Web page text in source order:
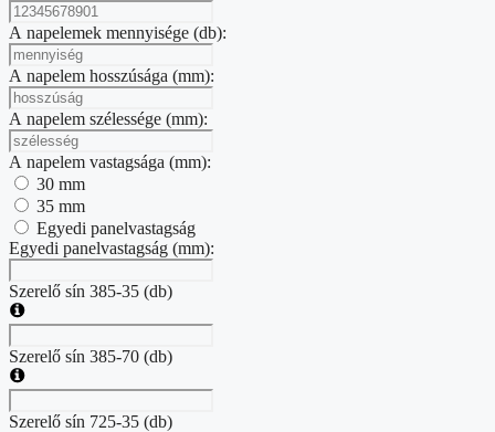
A napelemek mennyisége (db):
A napelem hosszúsága (mm):
A napelem szélessége (mm):
A napelem vastagsága (mm):
30 mm
35 mm
Egyedi panelvastagság
Egyedi panelvastagság (mm):
Szerelő sín 385-35 (db)
Szerelő sín 385-70 (db)
Szerelő sín 725-35 (db)